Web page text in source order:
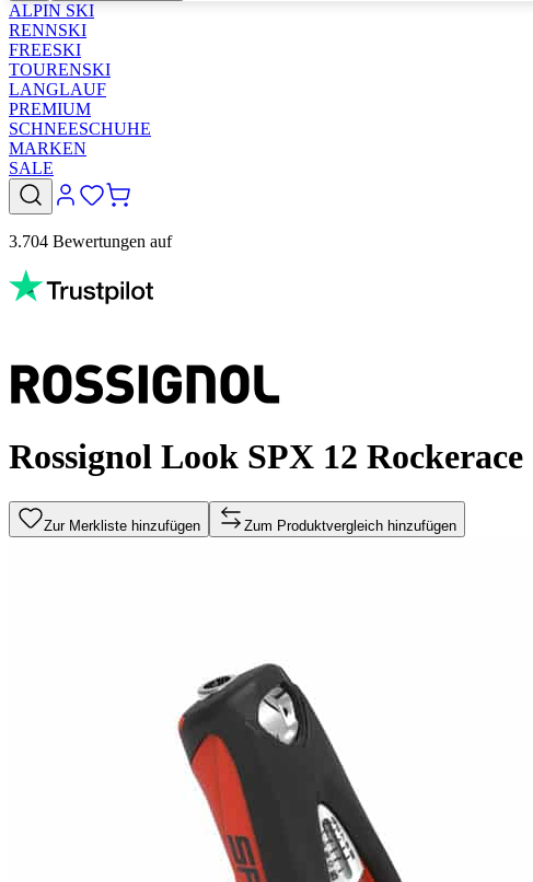
ALPIN SKI
RENNSKI
FREESKI
TOURENSKI
LANGLAUF
PREMIUM
SCHNEESCHUHE
MARKEN
SALE
3.704 Bewertungen auf
Rossignol Look SPX 12
Zur Merkliste hinzufügen Zum Produktvergleich hinzufügen